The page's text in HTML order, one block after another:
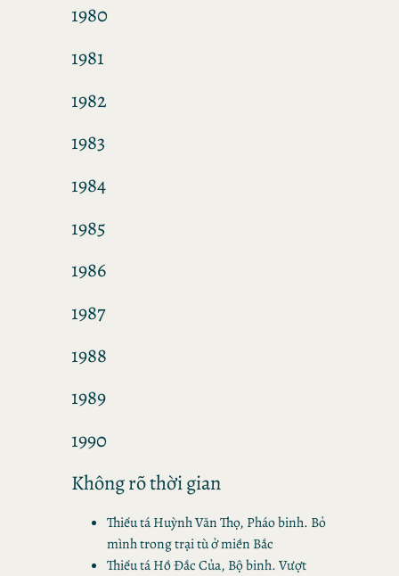
1980
1981
1982
1983
1984
1985
1986
1987
1988
1989
1990
Không rõ thời gian
Thiếu tá Huỳnh Văn Thọ, Pháo binh. Bỏ
mình trong trại tù ở miền Bắc
Thiếu tá Hồ Đắc Của, Bộ binh. Vượt